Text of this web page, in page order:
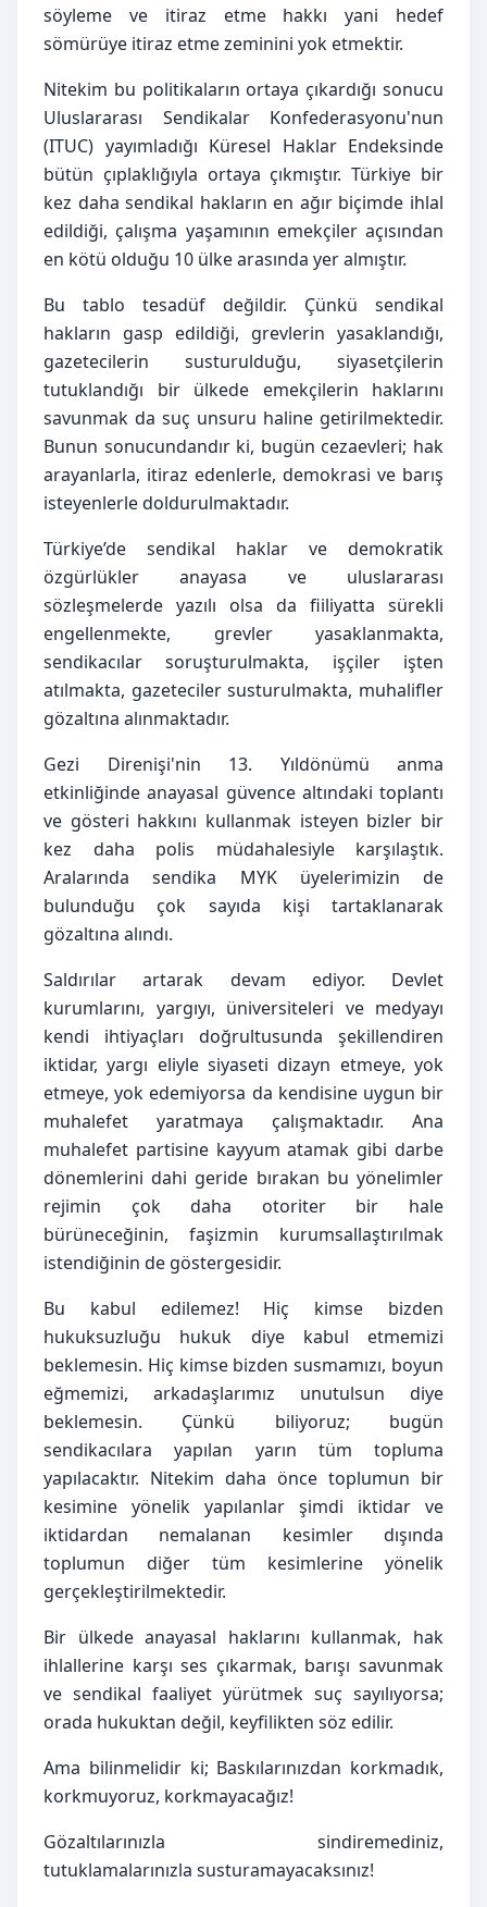
söyleme ve itiraz etme hakkı yani hedef
sömürüye itiraz etme zeminini yok etmektir.
Nitekim bu politikaların ortaya çıkardığı sonucu
Uluslararası Sendikalar Konfederasyonu'nun
(ITUC) yayımladığı Küresel Haklar Endeksinde
bütün çıplaklığıyla ortaya çıkmıştır. Türkiye bir
kez daha sendikal hakların en ağır biçimde ihlal
edildiği, çalışma yaşamının emekçiler açısından
en kötü olduğu 10 ülke arasında yer almıştır.
Bu tablo tesadüf değildir. Çünkü sendikal
hakların gasp edildiği, grevlerin yasaklandığı,
gazetecilerin susturulduğu, siyasetçilerin
tutuklandığı bir ülkede emekçilerin haklarını
savunmak da suç unsuru haline getirilmektedir.
Bunun sonucundandır ki, bugün cezaevleri; hak
arayanlarla, itiraz edenlerle, demokrasi ve barış
isteyenlerle doldurulmaktadır.
Türkiye’de sendikal haklar ve demokratik
özgürlükler anayasa ve uluslararası
sözleşmelerde yazılı olsa da fiiliyatta sürekli
engellenmekte, grevler yasaklanmakta,
sendikacılar soruşturulmakta, işçiler işten
atılmakta, gazeteciler susturulmakta, muhalifler
gözaltına alınmaktadır.
Gezi Direnişi'nin 13. Yıldönümü anma
etkinliğinde anayasal güvence altındaki toplantı
ve gösteri hakkını kullanmak isteyen bizler bir
kez daha polis müdahalesiyle karşılaştık.
Aralarında sendika MYK üyelerimizin de
bulunduğu çok sayıda kişi tartaklanarak
gözaltına alındı.
Saldırılar artarak devam ediyor. Devlet
kurumlarını, yargıyı, üniversiteleri ve medyayı
kendi ihtiyaçları doğrultusunda şekillendiren
iktidar, yargı eliyle siyaseti dizayn etmeye, yok
etmeye, yok edemiyorsa da kendisine uygun bir
muhalefet yaratmaya çalışmaktadır. Ana
muhalefet partisine kayyum atamak gibi darbe
dönemlerini dahi geride bırakan bu yönelimler
rejimin çok daha otoriter bir hale
bürüneceğinin, faşizmin kurumsallaştırılmak
istendiğinin de göstergesidir.
Bu kabul edilemez! Hiç kimse bizden
hukuksuzluğu hukuk diye kabul etmemizi
beklemesin. Hiç kimse bizden susmamızı, boyun
eğmemizi, arkadaşlarımız unutulsun diye
beklemesin. Çünkü biliyoruz; bugün
sendikacılara yapılan yarın tüm topluma
yapılacaktır. Nitekim daha önce toplumun bir
kesimine yönelik yapılanlar şimdi iktidar ve
iktidardan nemalanan kesimler dışında
toplumun diğer tüm kesimlerine yönelik
gerçekleştirilmektedir.
Bir ülkede anayasal haklarını kullanmak, hak
ihlallerine karşı ses çıkarmak, barışı savunmak
ve sendikal faaliyet yürütmek suç sayılıyorsa;
orada hukuktan değil, keyfilikten söz edilir.
Ama bilinmelidir ki; Baskılarınızdan korkmadık,
korkmuyoruz, korkmayacağız!
Gözaltılarınızla sindiremediniz,
tutuklamalarınızla susturamayacaksınız!